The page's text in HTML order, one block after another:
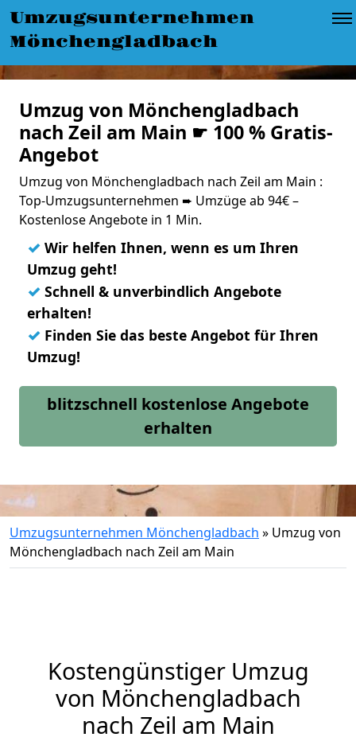
Umzugsunternehmen
Mönchengladbach
Umzug von Mönchengladbach
nach Zeil am Main ☛ 100 % Gratis-
Angebot
Umzug von Mönchengladbach nach Zeil am Main :
Top-Umzugsunternehmen ➨ Umzüge ab 94€ –
Kostenlose Angebote in 1 Min.
✓ Wir helfen Ihnen, wenn es um Ihren
Umzug geht!
✓ Schnell & unverbindlich Angebote
erhalten!
✓ Finden Sie das beste Angebot für Ihren
Umzug!
blitzschnell kostenlose Angebote
erhalten
Umzugsunternehmen Mönchengladbach » Umzug von
Mönchengladbach nach Zeil am Main
Kostengünstiger Umzug
von Mönchengladbach
nach Zeil am Main